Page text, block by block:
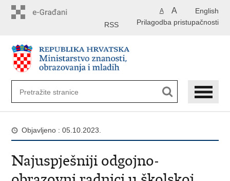
English
A A
Prilagodba pristupačnosti
RSS
Objavljeno : 05.10.2023.
Najuspješniji odgojno-